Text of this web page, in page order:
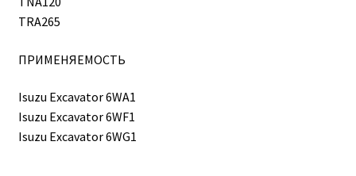
TRA265
ПРИМЕНЯЕМОСТЬ
Isuzu Excavator 6WA1
Isuzu Excavator 6WF1
Isuzu Excavator 6WG1